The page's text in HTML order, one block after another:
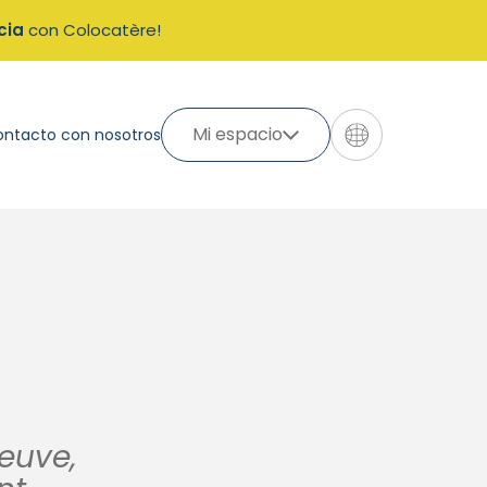
con Colocatère!
Mi espacio
con nosotros